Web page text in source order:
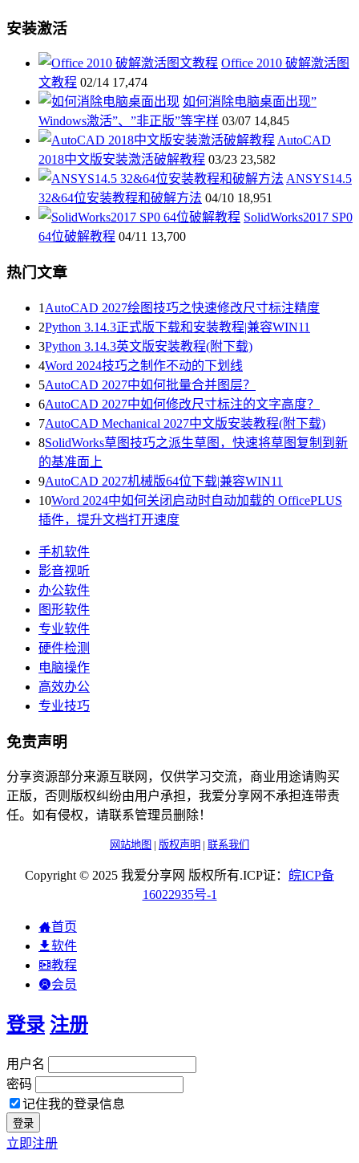
安装激活
Office 2010 破解激活图
文教程 02/14 17,474
如何消除电脑桌面出现”
Windows激活”、”非正版”等字样 03/07 14,845
AutoCAD
2018中文版安装激活破解教程 03/23 23,582
ANSYS14.5
32&64位安装教程和破解方法 04/10 18,951
SolidWorks2017 SP0
64位破解教程 04/11 13,700
热门文章
1 AutoCAD 2027绘图技巧之快速修改尺寸标注精度
2Python 3.14.3正式版下载和安装教程|兼容WIN11
3Python 3.14.3英文版安装教程(附下载)
4Word 2024技巧之制作不动的下划线
5AutoCAD 2027中如何批量合并图层？
6AutoCAD 2027中如何修改尺寸标注的文字高度？
7AutoCAD Mechanical 2027中文版安装教程(附下载)
8SolidWorks草图技巧之派生草图，快速将草图复制到新
的基准面上
9AutoCAD 2027机械版64位下载|兼容WIN11
10Word 2024中如何关闭启动时自动加载的 OfficePLUS
插件，提升文档打开速度
手机软件
影音视听
办公软件
图形软件
专业软件
硬件检测
电脑操作
高效办公
专业技巧
免责声明
分享资源部分来源互联网，仅供学习交流，商业用途请购买
正版，否则版权纠纷由用户承担，我爱分享网不承担连带责
任。如有侵权，请联系管理员删除！
网站地图 | 版权声明 | 联系我们
Copyright © 2025 我爱分享网 版权所有.ICP证： 皖ICP备
16022935号-1
首页
软件
教程
会员
登录 注册
用户名
密码
记住我的登录信息
立即注册